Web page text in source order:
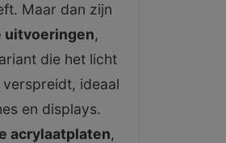
Maar dan zijn
uitvoeringen,
die het licht
ideaal
en displays.
acrylaatplaten,